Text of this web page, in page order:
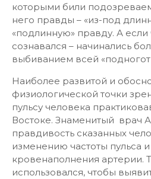
которыми били
него правды – «из-под
«подлинную» правду. А если
сознавался – начинались
выбиванием всей
Наиболее развитой и
физиологической точки
пульсу человека
Востоке. Знаменитый врач
правдивость сказанных
изменению частоты пульса
кровенаполнения артерии.
использовался, чтобы